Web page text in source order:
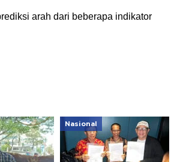
arah dari beberapa indikator
Nasional